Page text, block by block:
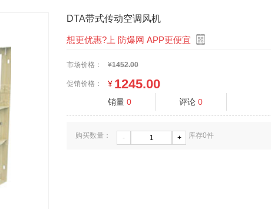
DTA带式传动空调风机
想更优惠?上 防爆网 APP更便宜
市场价格： ¥1452.00
促销价格： ¥ 1245.00
销量 0 评论 0
购买数量： - + 库存0件